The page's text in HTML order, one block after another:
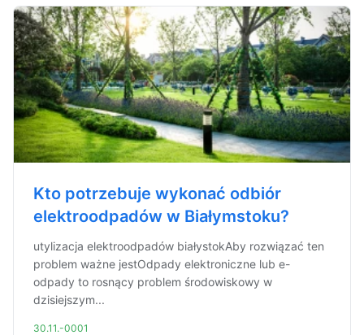
Kto potrzebuje wykonać odbiór
elektroodpadów w Białymstoku?
utylizacja elektroodpadów białystokAby rozwiązać ten
problem ważne jestOdpady elektroniczne lub e-
odpady to rosnący problem środowiskowy w
dzisiejszym...
30.11.-0001